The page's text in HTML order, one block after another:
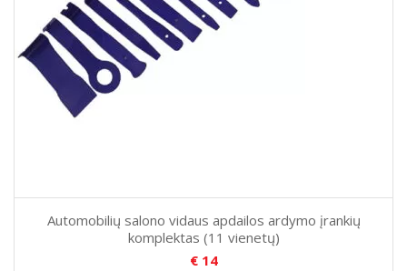
Automobilių salono vidaus apdailos ardymo įrankių
komplektas (11 vienetų)
€14